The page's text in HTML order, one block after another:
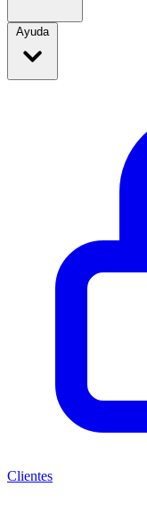
Ayuda
Clientes